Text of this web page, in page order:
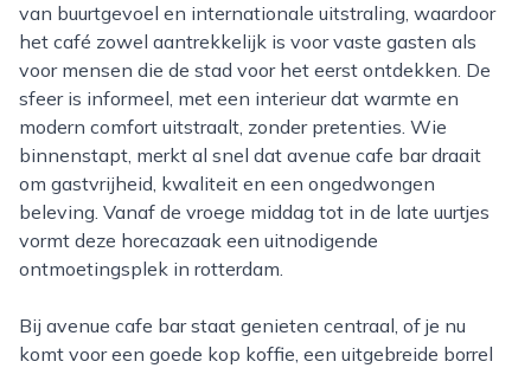
van buurtgevoel en internationale uitstraling, waardoor
het café zowel aantrekkelijk is voor vaste gasten als
voor mensen die de stad voor het eerst ontdekken. De
sfeer is informeel, met een interieur dat warmte en
modern comfort uitstraalt, zonder pretenties. Wie
binnenstapt, merkt al snel dat avenue cafe bar draait
om gastvrijheid, kwaliteit en een ongedwongen
beleving. Vanaf de vroege middag tot in de late uurtjes
vormt deze horecazaak een uitnodigende
ontmoetingsplek in rotterdam.
Bij avenue cafe bar staat genieten centraal, of je nu
komt voor een goede kop koffie, een uitgebreide borrel